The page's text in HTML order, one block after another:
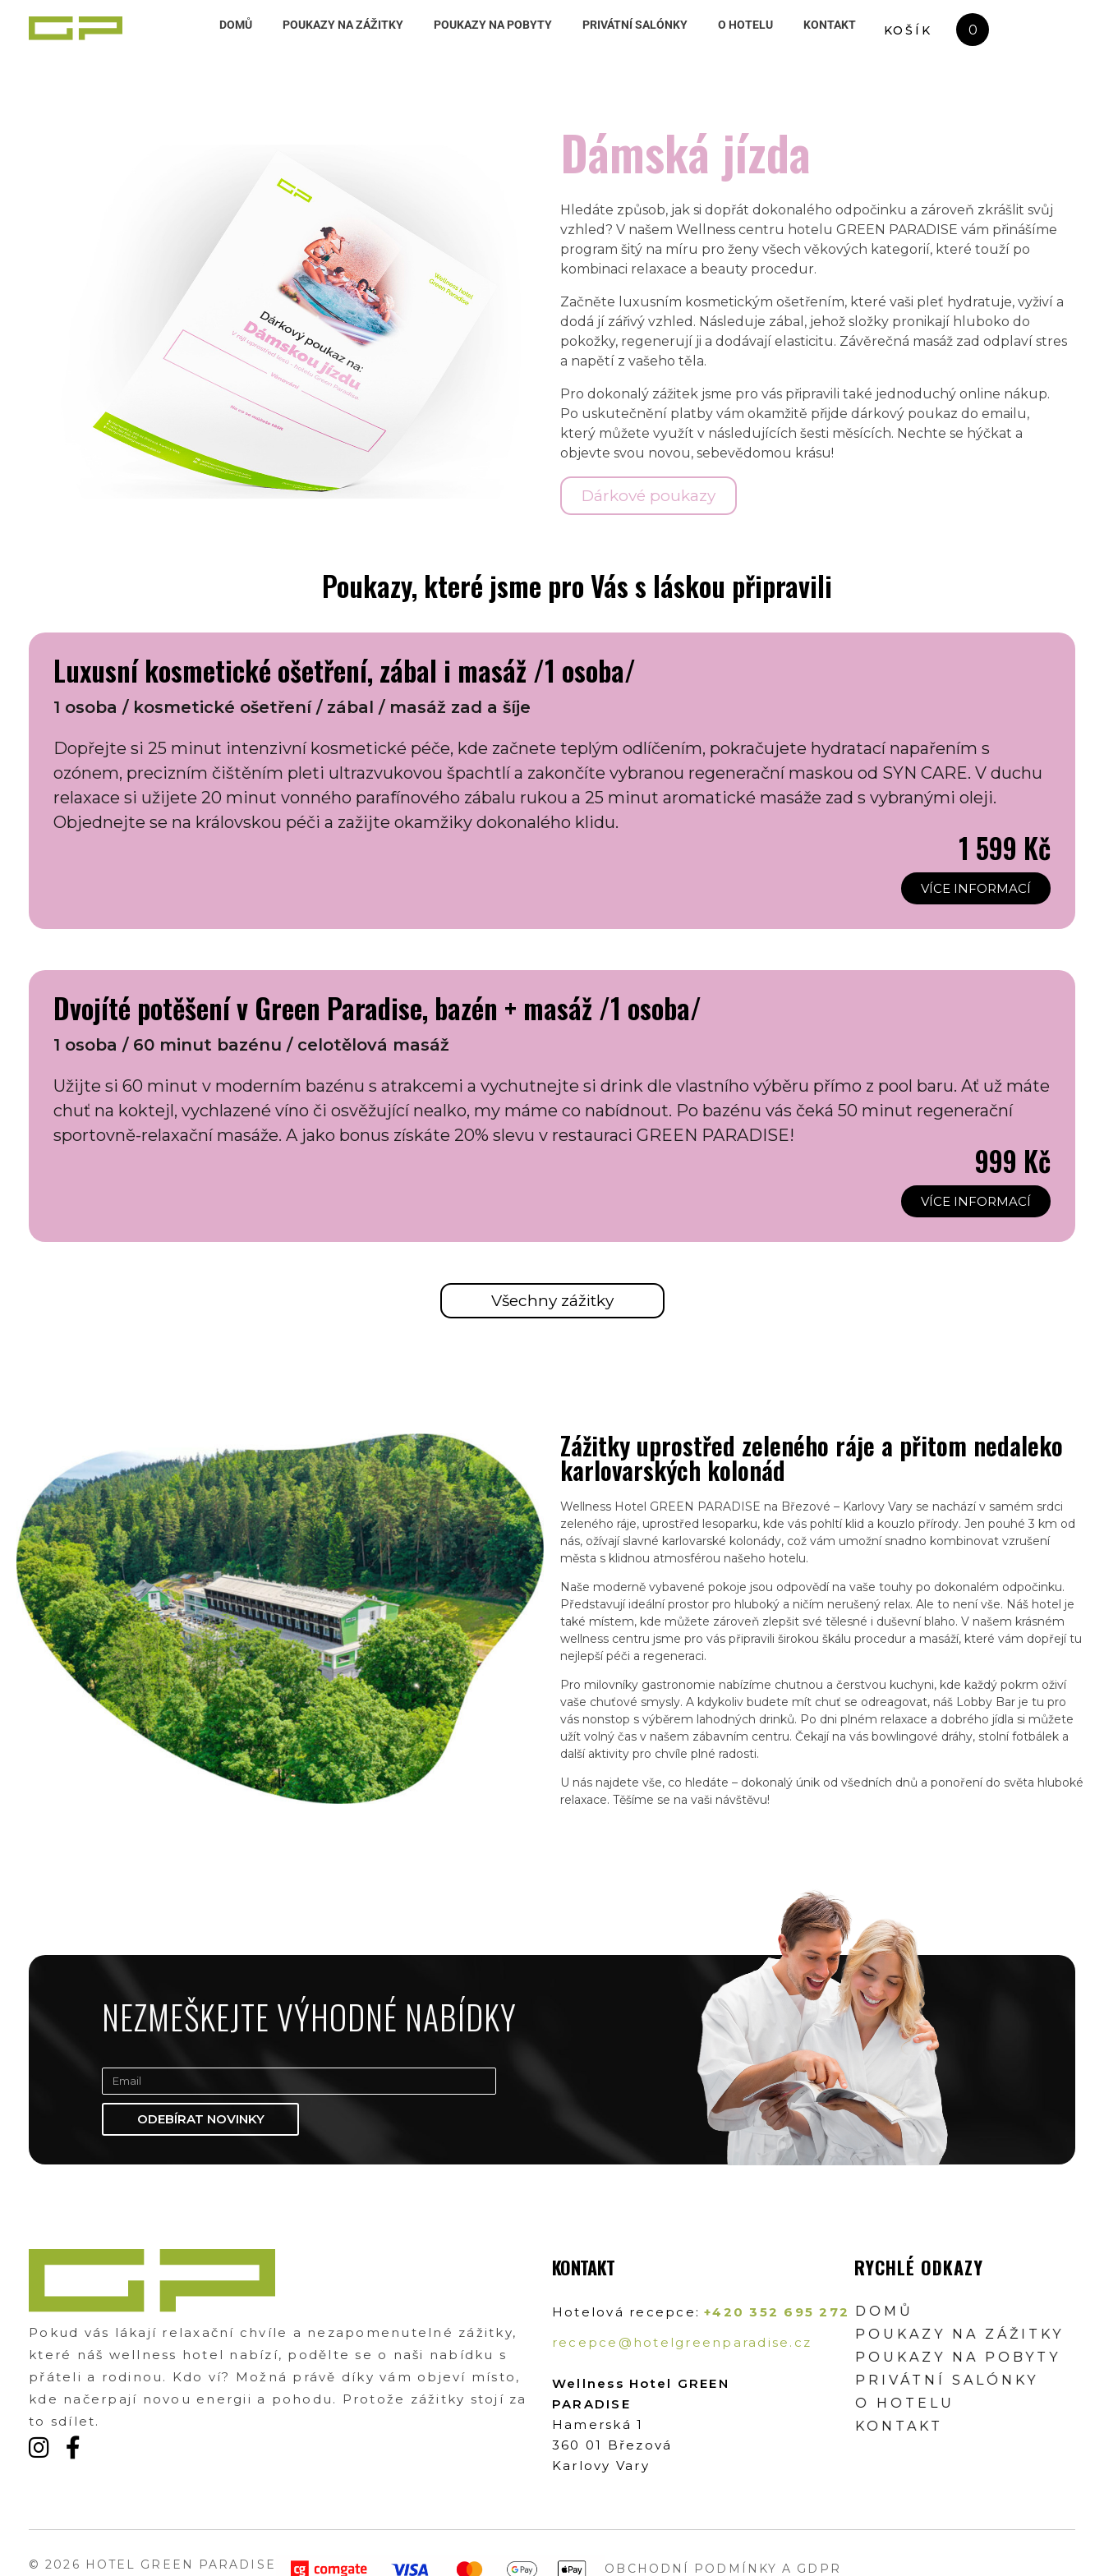
DOMŮ POUKAZY NA ZÁŽITKY POUKAZY NA POBYTY PRIVÁTNÍ SALÓNKY O HOTELU KONTAKT 0
KOŠÍK
Dámská jízda
Hledáte způsob, jak si dopřát dokonalého odpočinku a zároveň zkrášlit svůj
vzhled? V našem Wellness centru hotelu GREEN PARADISE vám přinášíme
program šitý na míru pro ženy všech věkových kategorií, které touží po
kombinaci relaxace a beauty procedur.
Začněte luxusním kosmetickým ošetřením, které vaši pleť hydratuje, vyživí a
dodá jí zářivý vzhled. Následuje zábal, jehož složky pronikají hluboko do
pokožky, regenerují ji a dodávají elasticitu. Závěrečná masáž zad odplaví stres
a napětí z vašeho těla.
Pro dokonalý zážitek jsme pro vás připravili také jednoduchý online nákup.
Po uskutečnění platby vám okamžitě přijde dárkový poukaz do emailu,
který můžete využít v následujících šesti měsících. Nechte se hýčkat a
objevte svou novou, sebevědomou krásu!
Dárkové poukazy
Poukazy, které jsme pro Vás s láskou připravili
Luxusní kosmetické ošetření, zábal i masáž /1 osoba/
1 osoba / kosmetické ošetření / zábal / masáž zad a šíje
Dopřejte si 25 minut intenzivní kosmetické péče, kde začnete teplým odlíčením, pokračujete hydratací napařením s
ozónem, precizním čištěním pleti ultrazvukovou špachtlí a zakončíte vybranou regenerační maskou od SYN CARE. V duchu
relaxace si užijete 20 minut vonného parafínového zábalu rukou a 25 minut aromatické masáže zad s vybranými oleji.
Objednejte se na královskou péči a zažijte okamžiky dokonalého klidu.
1 599 Kč
VÍCE INFORMACÍ
Dvojíté potěšení v Green Paradise, bazén + masáž /1 osoba/
1 osoba / 60 minut bazénu / celotělová masáž
Užijte si 60 minut v moderním bazénu s atrakcemi a vychutnejte si drink dle vlastního výběru přímo z pool baru. Ať už máte
chuť na koktejl, vychlazené víno či osvěžující nealko, my máme co nabídnout. Po bazénu vás čeká 50 minut regenerační
sportovně-relaxační masáže. A jako bonus získáte 20% slevu v restauraci GREEN PARADISE!
999 Kč
VÍCE INFORMACÍ
Všechny zážitky
Zážitky uprostřed zeleného ráje a přitom nedaleko
karlovarských kolonád
Wellness Hotel GREEN PARADISE na Březové – Karlovy Vary se nachází v samém srdci
zeleného ráje, uprostřed lesoparku, kde vás pohltí klid a kouzlo přírody. Jen pouhé 3 km od
nás, ožívají slavné karlovarské kolonády, což vám umožní snadno kombinovat vzrušení
města s klidnou atmosférou našeho hotelu.
Naše moderně vybavené pokoje jsou odpovědí na vaše touhy po dokonalém odpočinku.
Představují ideální prostor pro hluboký a ničím nerušený relax. Ale to není vše. Náš hotel je
také místem, kde můžete zároveň zlepšit své tělesné i duševní blaho. V našem krásném
wellness centru jsme pro vás připravili širokou škálu procedur a masáží, které vám dopřejí tu
nejlepší péči a regeneraci.
Pro milovníky gastronomie nabízíme chutnou a čerstvou kuchyni, kde každý pokrm oživí
vaše chuťové smysly. A kdykoliv budete mít chuť se odreagovat, náš Lobby Bar je tu pro
vás nonstop s výběrem lahodných drinků. Po dni plném relaxace a dobrého jídla si můžete
užít volný čas v našem zábavním centru. Čekají na vás bowlingové dráhy, stolní fotbálek a
další aktivity pro chvíle plné radosti.
U nás najdete vše, co hledáte – dokonalý únik od všedních dnů a ponoření do světa hluboké
relaxace. Těšíme se na vaši návštěvu!
NEZMEŠKEJTE VÝHODNÉ NABÍDKY
ODEBÍRAT NOVINKY
Zážitky Green Paradise
Pokud vás lákají relaxační chvíle a nezapomenutelné zážitky,
které náš wellness hotel nabízí, podělte se o naši nabídku s
přáteli a rodinou. Kdo ví? Možná právě díky vám objeví místo,
kde načerpají novou energii a pohodu. Protože zážitky stojí za
to sdílet.
KONTAKT
Hotelová recepce: +420 352 695 272
recepce@hotelgreenparadise.cz
Wellness Hotel GREEN
PARADISE
Hamerská 1
360 01 Březová
Karlovy Vary
RYCHLÉ ODKAZY
DOMŮ
POUKAZY NA ZÁŽITKY
POUKAZY NA POBYTY
PRIVÁTNÍ SALÓNKY
O HOTELU
KONTAKT
© 2026 HOTEL GREEN PARADISE OBCHODNÍ PODMÍNKY A GDPR